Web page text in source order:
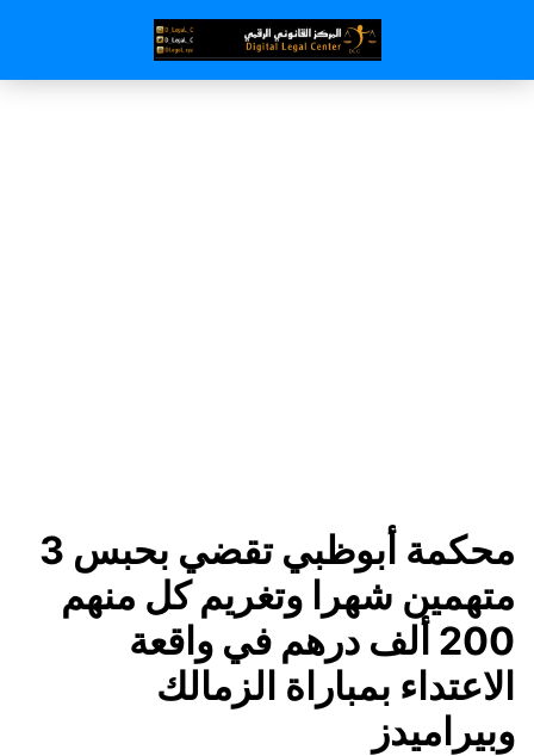
محكمة أبوظبي تقضي بحبس 3
متهمين شهرا وتغريم كل منهم
200 ألف درهم في واقعة
الاعتداء بمباراة الزمالك
وبيراميدز